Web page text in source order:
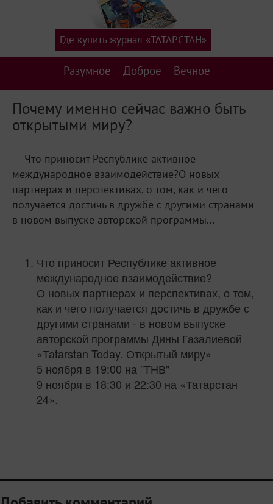
Разумное Доброе Вечное
Где купить журнал «ТАТАРСТАН»
Почему именно сейчас важно быть
открытыми миру?
Что приносит Республике активное
международное взаимодействие?О новых
партнерах и перспективах, о том, как и чего
получается достичь в дружбе с другими странами -
в новом выпуске авторской программы...
Что приносит Республике активное
международное взаимодействие?
О новых партнерах и перспективах, о том,
как и чего получается достичь в дружбе с
другими странами - в новом выпуске
авторской программы Дины Газалиевой
«Таtarstan Today. Открытый миру»
5 ноября в 19:00 на "ТНВ"
9 ноября в 18:30 и 22:30 на «Татарстан
24».